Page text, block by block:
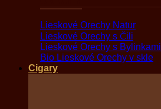
Lieskové Orechy Natur
Lieskové Orechy s Čili
Lieskové Orechy s Bylinkami
Bio Lieskové Orechy v skle
Cigary